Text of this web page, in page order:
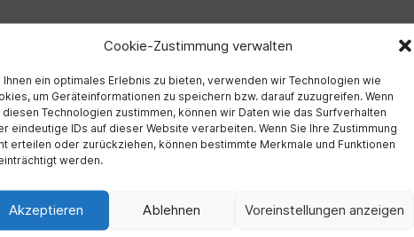
Cookie-Zustimmung verwalten
Ihnen ein optimales Erlebnis zu bieten, verwenden wir Technologien wie
um Geräteinformationen zu speichern bzw. darauf zuzugreifen. Wenn
diesen Technologien zustimmen, können wir Daten wie das Surfverhalten
eindeutige IDs auf dieser Website verarbeiten. Wenn Sie Ihre Zustimmung
erteilen oder zurückziehen, können bestimmte Merkmale und Funktionen
werden.
Akzeptieren Ablehnen Voreinstellungen anzeigen